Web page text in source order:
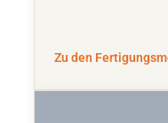
Zu den